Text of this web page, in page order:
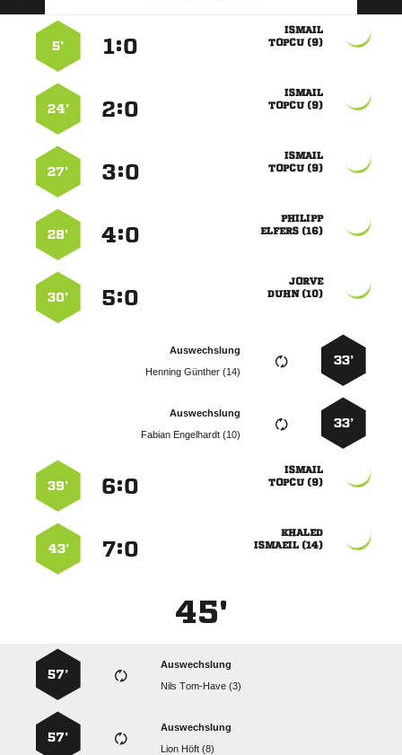

 
:
5’

 
:
24’

 
:
27’

 
:
28’

 
:
30’
33’
Auswechslung
  
33’
Auswechslung
  

 
:
39’

 
:
43’
45'
Auswechslung
  
57’
Auswechslung
  
57’